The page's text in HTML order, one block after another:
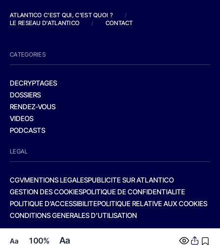
Aa 100% Aa
ATLANTICO C'EST QUI, C'EST QUOI ?
/
LE RESEAU D'ATLANTICO
/ CONTACT
CATEGORIES
DECRYPTAGES
DOSSIERS
RENDEZ-VOUS
VIDEOS
PODCASTS
LEGAL
CGVMENTIONS LEGALESPUBLICITE SUR ATLANTICO
GESTION DES COOKIESPOLITIQUE DE CONFIDENTIALITE
POLITIQUE D’ACCESSIBILITEPOLITIQUE RELATIVE AUX COOKIES
CONDITIONS GENERALES D’UTILISATION